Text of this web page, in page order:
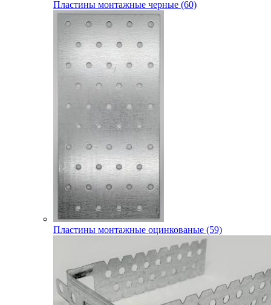
Пластины монтажные черные (60)
Пластины монтажные оцинкованые (59)